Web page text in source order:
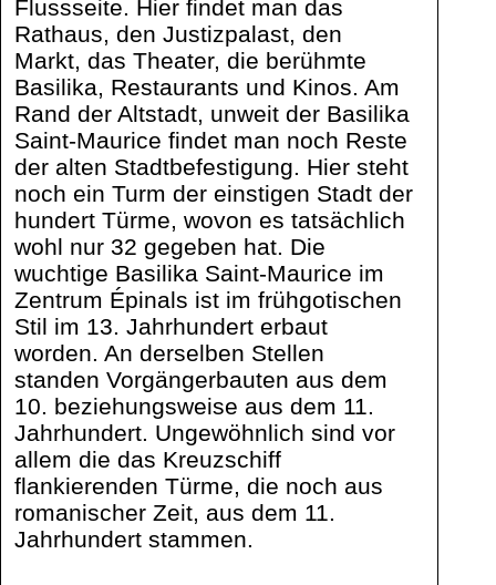
Flussseite. Hier findet man das
Rathaus, den Justizpalast, den
Markt, das Theater, die berühmte
Basilika, Restaurants und Kinos. Am
Rand der Altstadt, unweit der Basilika
Saint-Maurice findet man noch Reste
der alten Stadtbefestigung. Hier steht
noch ein Turm der einstigen Stadt der
hundert Türme, wovon es tatsächlich
wohl nur 32 gegeben hat. Die
wuchtige Basilika Saint-Maurice im
Zentrum Épinals ist im frühgotischen
Stil im 13. Jahrhundert erbaut
worden. An derselben Stellen
standen Vorgängerbauten aus dem
10. beziehungsweise aus dem 11.
Jahrhundert. Ungewöhnlich sind vor
allem die das Kreuzschiff
flankierenden Türme, die noch aus
romanischer Zeit, aus dem 11.
Jahrhundert stammen.